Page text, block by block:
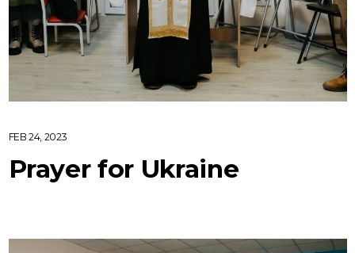
FEB 24, 2023
Prayer for Ukraine